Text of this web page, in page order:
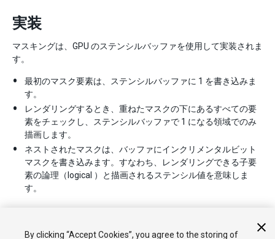
実装
マスキングは、GPU のステンシルバッファを使用して実装されま
す。
最初のマスク要素は、ステンシルバッファに 1 を書き込みま
す。
レンダリングするとき、重ねたマスクの下にあるすべての要
素をチェックし、ステンシルバッファで 1 になる領域でのみ
描画します。
ネストされたマスクは、バッファにインクリメンタルビット
マスクを書き込みます。すなわち、レンダリングできる子要
素の論理（logical ）と描画されるステンシル値を意味しま
す。
By clicking “Accept Cookies”, you agree to the storing of